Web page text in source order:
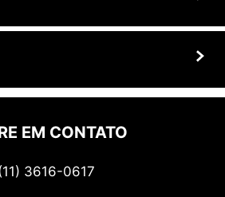
quem busca peças e acessórios agrícolas
EM CONTATO
3616-0617